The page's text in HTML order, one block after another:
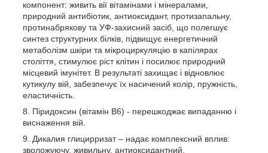
компонент: живить вії вітамінами і мінералами,
природний антибіотик, антиоксидант, протизапальну,
протинабрякову та УФ-захисний засіб, що полегшує
синтез структурних білків, підвищує енергетичний
метаболізм шкіри та мікроциркуляцію в капілярах
століття, стимулює ріст клітин і посилює природний
місцевий імунітет. В результаті захищає і відновлює
кутикулу вій, забезпечує їх насичений колір, пружність,
еластичність.
Піридоксин (вітамін В6) - перешкоджає випаданню і
виснаження вій.
Дикалия глицирризат – надає комплексний вплив:
зволожуючу, живильну, антиоксидантний,